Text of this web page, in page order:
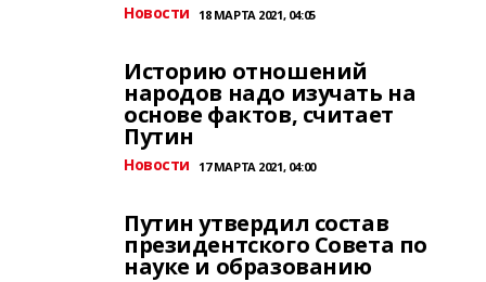
Новости 18 МАРТА 2021, 04:05
Историю отношений
народов надо изучать на
основе фактов, считает
Путин
Новости 17 МАРТА 2021, 04:00
Путин утвердил состав
президентского Совета по
науке и образованию